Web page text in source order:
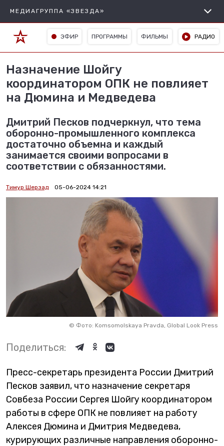
МЕДИАГРУППА «ЗВЕЗДА»
ЭФИР ПРОГРАММЫ ФИЛЬМЫ РАДИО
Назначение Шойгу
координатором ОПК не повлияет
на Дюмина и Медведева
Дмитрий Песков подчеркнул, что тема
оборонно-промышленного комплекса
достаточно объемна и каждый
занимается своими вопросами в
соответствии с обязанностями.
Тимур Шерзад 05-06-2024 14:21
© Фото: Komsomolskaya Pravda, Global Look Press
Поделиться:
Пресс-секретарь президента России Дмитрий
Песков заявил, что назначение секретаря
Совбеза России Сергея Шойгу координатором
работы в сфере ОПК не повлияет на работу
Алексея Дюмина и Дмитрия Медведева,
курирующих различные направления оборонно-